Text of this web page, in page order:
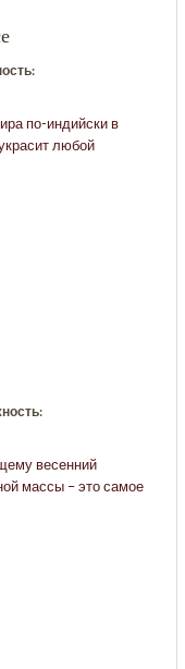
по-индийски в
любой
весенний
массы – это самое